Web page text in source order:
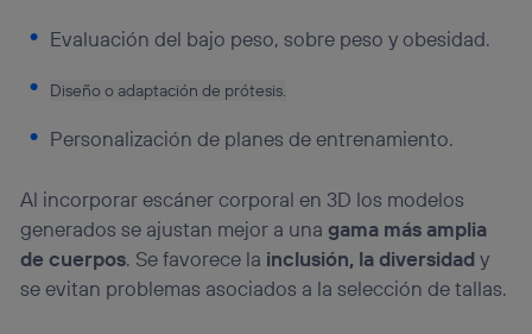
Evaluación del bajo peso, sobre peso y obesidad.
Diseño o adaptación de prótesis.
Personalización de planes de entrenamiento.
Al incorporar escáner corporal en 3D los modelos
generados se ajustan mejor a unagama más amplia
de cuerpos. Se favorece la inclusión, la diversidady
se evitan problemas asociados a la selección de tallas.